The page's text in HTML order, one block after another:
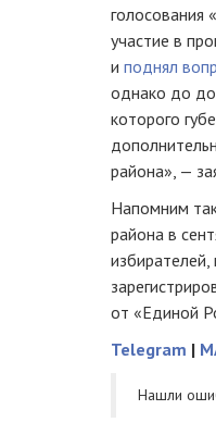
голосования
участие в
и поднял
однако до
которого
района», —
Напомним
района в
от «Единой
Telegram |
Нашли